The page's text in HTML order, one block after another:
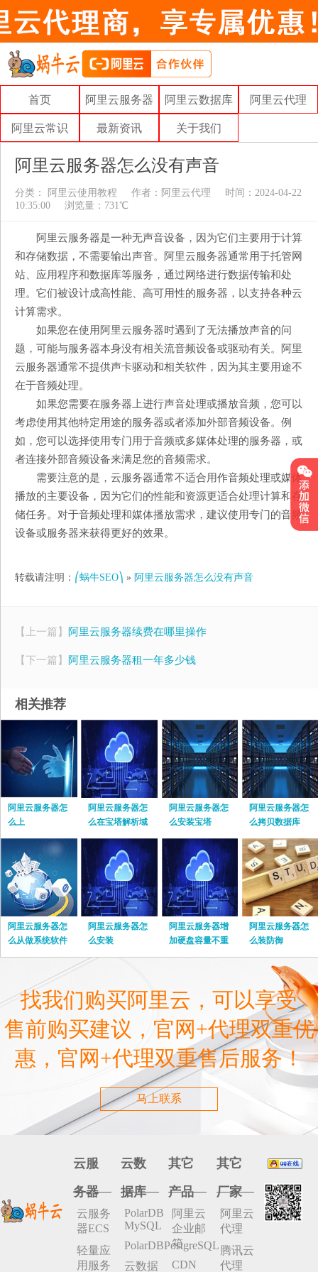
首页 阿里云服务器 阿里云数据库 阿里云代理
阿里云常识 最新资讯 关于我们
阿里云服务器怎么没有声音
分类： 阿里云使用教程 作者： 阿里云代理
时间：2024-04-22
10:35:00
浏览量：731℃
阿里云服务器是一种无声音设备，因为它们主要用于计算
和存储数据，不需要输出声音。阿里云服务器通常用于托管网
站、应用程序和数据库等服务，通过网络进行数据传输和处
理。它们被设计成高性能、高可用性的服务器，以支持各种云
计算需求。
如果您在使用阿里云服务器时遇到了无法播放声音的问
题，可能与服务器本身没有相关流音频设备或驱动有关。阿里
云服务器通常不提供声卡驱动和相关软件，因为其主要用途不
在于音频处理。
如果您需要在服务器上进行声音处理或播放音频，您可以
考虑使用其他特定用途的服务器或者添加外部音频设备。例
如，您可以选择使用专门用于音频或多媒体处理的服务器，或
者连接外部音频设备来满足您的音频需求。
需要注意的是，云服务器通常不适合用作音频处理或媒体
播放的主要设备，因为它们的性能和资源更适合处理计算和存
储任务。对于音频处理和媒体播放需求，建议使用专门的音频
设备或服务器来获得更好的效果。
转载请注明： ⎛蜗牛SEO⎞ » 阿里云服务器怎么没有声音
【上一篇】 阿里云服务器续费在哪里操作
【下一篇】 阿里云服务器租一年多少钱
相关推荐
阿里云服务器怎
么上
阿里云服务器怎
么在宝塔解析域
名
阿里云服务器怎
么安装宝塔
阿里云服务器怎
么拷贝数据库
阿里云服务器怎
么从做系统软件
阿里云服务器怎
么安装
阿里云服务器增
加硬盘容量不重
启
阿里云服务器怎
么装防御
找我们购买阿里云，可以享受
售前购买建议，官网+代理双重优
惠，官网+代理双重售后服务！
马上联系
云服
务器
云服务
器ECS
轻量应
用服务
云数
据库
PolarDB
MySQL
PolarDBPostgreSQL
云数据
其它
产品
阿里云
企业邮
箱
CDN
其它
厂家
阿里云
代理
腾讯云
代理